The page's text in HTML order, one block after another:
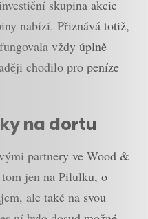
skupina akcie
nabízí. Přiznává totiž,
vždy úplně
chodilo pro peníze
na dortu
partnery ve Wood &
jen na Pilulku, o
ale také na svou